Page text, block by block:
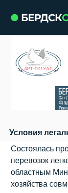
Условия
Состоялась
перевозок
областным
хозяйства